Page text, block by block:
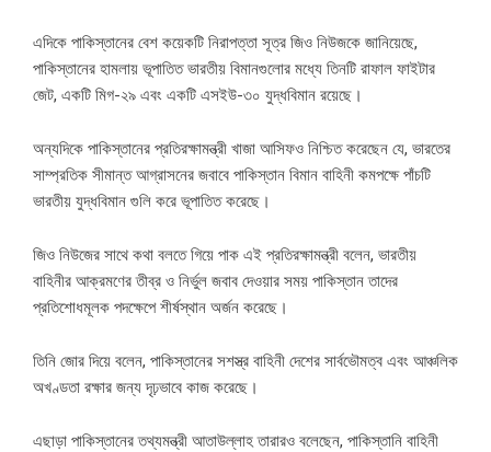
এদিকে পাকিস্তানের বেশ কয়েকটি নিরাপত্তা সূত্র জিও নিউজকে জানিয়েছে,
পাকিস্তানের হামলায় ভূপাতিত ভারতীয় বিমানগুলোর মধ্যে তিনটি রাফাল ফাইটার
জেট, একটি মিগ-২৯ এবং একটি এসইউ-৩০ যুদ্ধবিমান রয়েছে।
অন্যদিকে পাকিস্তানের প্রতিরক্ষামন্ত্রী খাজা আসিফও নিশ্চিত করেছেন যে, ভারতের
সাম্প্রতিক সীমান্ত আগ্রাসনের জবাবে পাকিস্তান বিমান বাহিনী কমপক্ষে পাঁচটি
ভারতীয় যুদ্ধবিমান গুলি করে ভূপাতিত করেছে।
জিও নিউজের সাথে কথা বলতে গিয়ে পাক এই প্রতিরক্ষামন্ত্রী বলেন, ভারতীয়
বাহিনীর আক্রমণের তীব্র ও নির্ভুল জবাব দেওয়ার সময় পাকিস্তান তাদের
প্রতিশোধমূলক পদক্ষেপে শীর্ষস্থান অর্জন করেছে।
তিনি জোর দিয়ে বলেন, পাকিস্তানের সশস্ত্র বাহিনী দেশের সার্বভৌমত্ব এবং আঞ্চলিক
অখণ্ডতা রক্ষার জন্য দৃঢ়ভাবে কাজ করেছে।
এছাড়া পাকিস্তানের তথ্যমন্ত্রী আতাউল্লাহ তারারও বলেছেন, পাকিস্তানি বাহিনী